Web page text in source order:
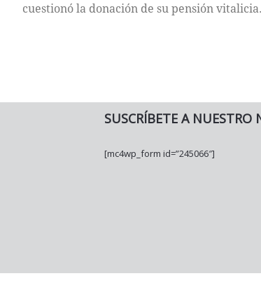
cuestionó la donación de su pensión vitalicia.
SUSCRÍBETE A NUESTRO
[mc4wp_form id=”245066″]